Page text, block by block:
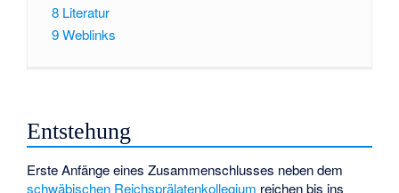
8 Literatur
9Weblinks
Entstehung
Erste Anfänge eines Zusammenschlusses neben dem
schwäbischen Reichsprälatenkollegium reichen bis ins